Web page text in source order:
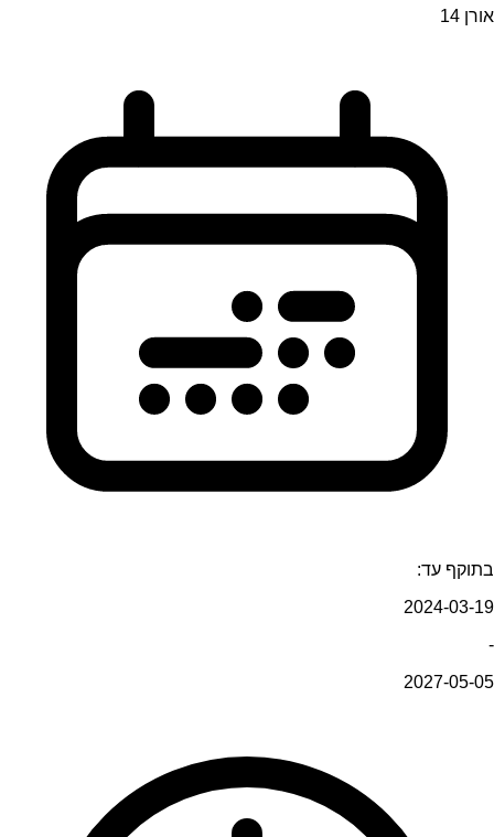
אורן 14
בתוקף עד:
2024-03-19
-
2027-05-05